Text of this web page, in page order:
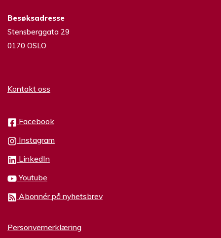
Besøksadresse
Stensberggata 29
0170 OSLO
Kontakt oss
Facebook
Instagram
LinkedIn
Youtube
Abonnér på nyhetsbrev
Personvernerklæring